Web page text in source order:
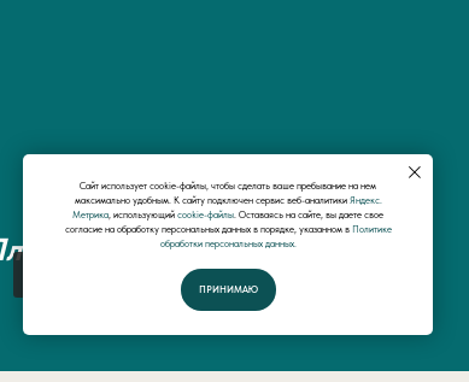
Спросить у специалистов
Сайт использует cookie-файлы, чтобы сделать ваше пребывание на нем
максимально удобным. К cайту подключен сервис веб-аналитики Яндекс.
Метрика, использующий cookie-файлы. Оставаясь на сайте, вы даете свое
согласие на обработку персональных данных в порядке, указанном в Политике
обработки персональных данных.
ПРИНИМАЮ